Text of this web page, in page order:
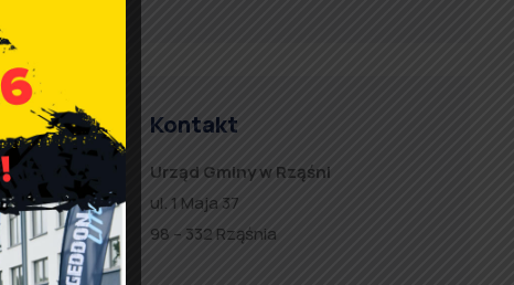
Kontakt
Urząd Gminy w Rząśni
ul. 1 Maja 37
98 – 332 Rząśnia